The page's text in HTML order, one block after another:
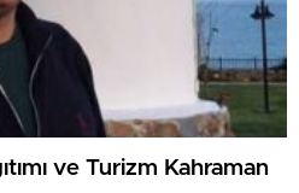
ve Turizm Kahraman